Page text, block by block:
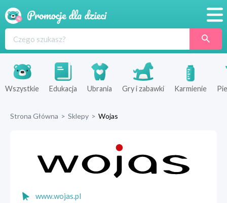
Produkty
Sklepy
Wszystkie Edukacja Ubrania Gry i zabawki Karmienie
Strona Główna > Sklepy > Wojas
www.wojas.pl